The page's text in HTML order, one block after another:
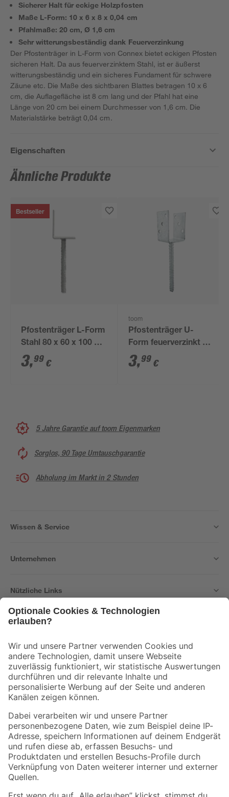
Sicherer Halt für eckige Holzpfosten
Maße L-Form: 10 x 6 x 8 x 0,04 cm
Pfahlmaße: 20 cm, Ø 1,6 cm
Sehr witterungsbeständig dank Feuerverzinkung
Der Pfostenträger in L-Form von Connex bietet eckigen Pfosten
sicheren Halt. Da aus feuerverzinktem Stahl, ist er äußerst
witterungsbeständig und ein sicheres Fundament für schwere
Zäune etc. Die Maße des sichtbaren Blattes betragen 10 x 6
cm, die Auflagefläche ist 8 cm lang und der Pfahl hat eine
Länge von 20 cm bei einem Durchmesser von 1,6 cm. Die
Materialstärke beträgt 0,04 cm.
Eigenschaften
Ähnliche Produkte
Bestseller
Pfostenträger L-Form
Stahl 80 x 60 x 100 x
200 mm
3,99 €
toom
Pfostenträger U-
Form feuerverzinkt 8,1
cm
3,99 €
5 Jahre Garantie auf toom Eigenmarken
Sorglos, 90 Tage Umtauschgarantie
Abholung im Markt in 2 Stunden
Wissen & Service
Unternehmen
Nützliche Links
Der toom Newsletter: Keine Angebote und Aktionen mehr verpassen!
Zur Newsletter Anmeldung
Folge uns
Zahlungsarten Versandarten
Sicher einkaufen